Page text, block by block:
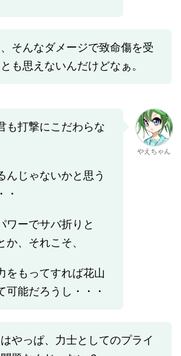
そんなダメージで致命傷を受
も思えないんだけどなぁ。
も打撃にこだわらな
んじゃないかと思う
・
ワーでサバ折りと
、それこそ、
をもってすれば花山
可能だろうし・・・
やえちゃん
やっぱ、力士としてのプライ